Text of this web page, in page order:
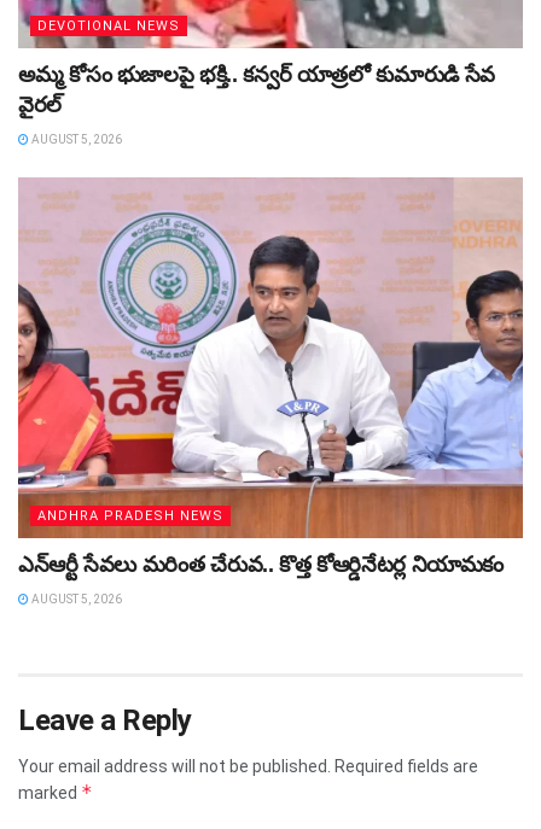
DEVOTIONAL NEWS
అమ్మ కోసం భుజాలపై భక్తి.. కన్వర్‌ యాత్రలో కుమారుడి సేవ
వైరల్
AUGUST 5, 2026
ANDHRA PRADESH NEWS
ఎన్ఆర్టీ సేవలు మరింత చేరువ.. కొత్త కోఆర్డినేటర్ల నియామకం
AUGUST 5, 2026
Leave a Reply
Your email address will not be published.
Required fields are
marked *